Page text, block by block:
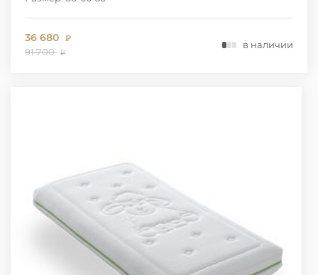
36 680 ₽
91 700 ₽
в наличии